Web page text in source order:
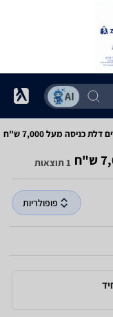
כניסה ‏מעל 7,000 ‏ש"ח
1 תוצאות
פופולריות